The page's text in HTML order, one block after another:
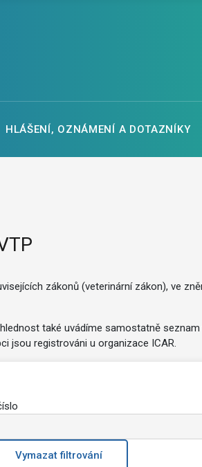
HLÁŠENÍ, OZNÁMENÍ A DOTAZNÍKY
zákonů (veterinární zákon), ve
také uvádíme samostatně
jsou registrováni u organizace ICAR.
Vymazat filtrování